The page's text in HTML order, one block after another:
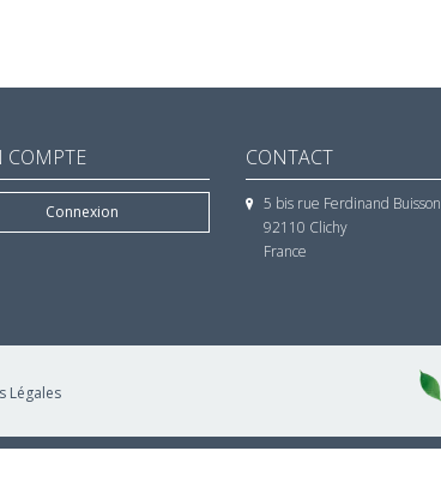
COMPTE
Connexion
CONTACT
5 bis rue Ferdinand Buisson
92110 Clichy
France
Légales